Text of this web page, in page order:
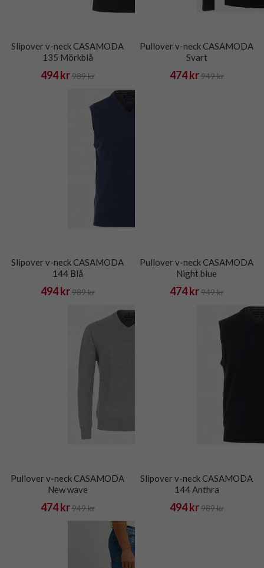
Slipover v-neck CASAMODA
135 Mörkblå
494 kr 989 kr
Pullover v-neck CASAMODA
Svart
474 kr 949 kr
Slipover v-neck CASAMODA
144 Blå
494 kr 989 kr
Pullover v-neck CASAMODA
Night blue
474 kr 949 kr
Pullover v-neck CASAMODA
New wave
474 kr 949 kr
Slipover v-neck CASAMODA
144 Anthra
494 kr 989 kr